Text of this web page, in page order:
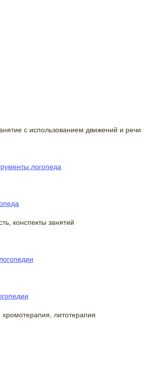
с использованием движений и речи
логопеда
конспекты занятий
литотерапия